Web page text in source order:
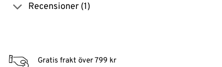
Recensioner (1)
Gratis frakt över 799 kr